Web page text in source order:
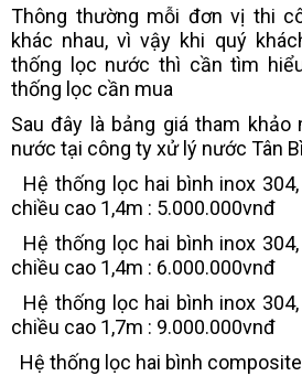
Thông thường mỗi đơn vị thi
khác nhau, vì vậy khi quý
thống lọc nước thì cần tìm
thống lọc cần mua
Sau đây là bảng giá tham
nước tại công ty xử lý nước Tân
Hệ thống lọc hai bình inox
chiều cao 1,4m : 5.000.000vnđ
Hệ thống lọc hai bình inox
chiều cao 1,4m : 6.000.000vnđ
Hệ thống lọc hai bình inox
chiều cao 1,7m : 9.000.000vnđ
Hệ thống lọc hai bình